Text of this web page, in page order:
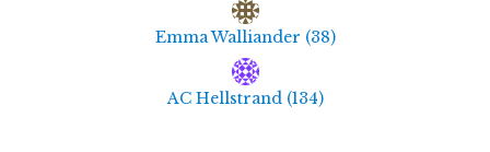
Emma Walliander (38)
AC Hellstrand (134)